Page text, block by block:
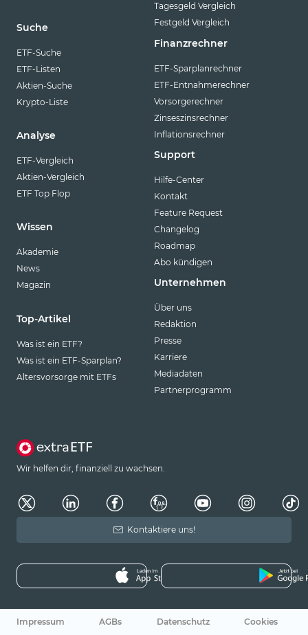
Suche
ETF-Suche
ETF-Listen
Aktien-Suche
Krypto-Liste
Analyse
ETF-Vergleich
Aktien-Vergleich
ETF Top Flop
Wissen
Akademie
News
Magazin
Top-Artikel
Was ist ein ETF?
Was ist ein ETF-Sparplan?
Altersvorsorge mit ETFs
Tagesgeld Vergleich
Festgeld Vergleich
Finanzrechner
ETF-Sparplanrechner
ETF-Entnahmerechner
Vorsorgerechner
Zinseszinsrechner
Inflationsrechner
Support
Hilfe-Center
Kontakt
Feature Request
Changelog
Roadmap
Abo kündigen
Unternehmen
Über uns
Redaktion
Presse
Karriere
Mediadaten
Partnerprogramm
Wir helfen dir, finanziell zu wachsen.
Kontaktiere uns!
Impressum AGBs Datenschutz
Cookies